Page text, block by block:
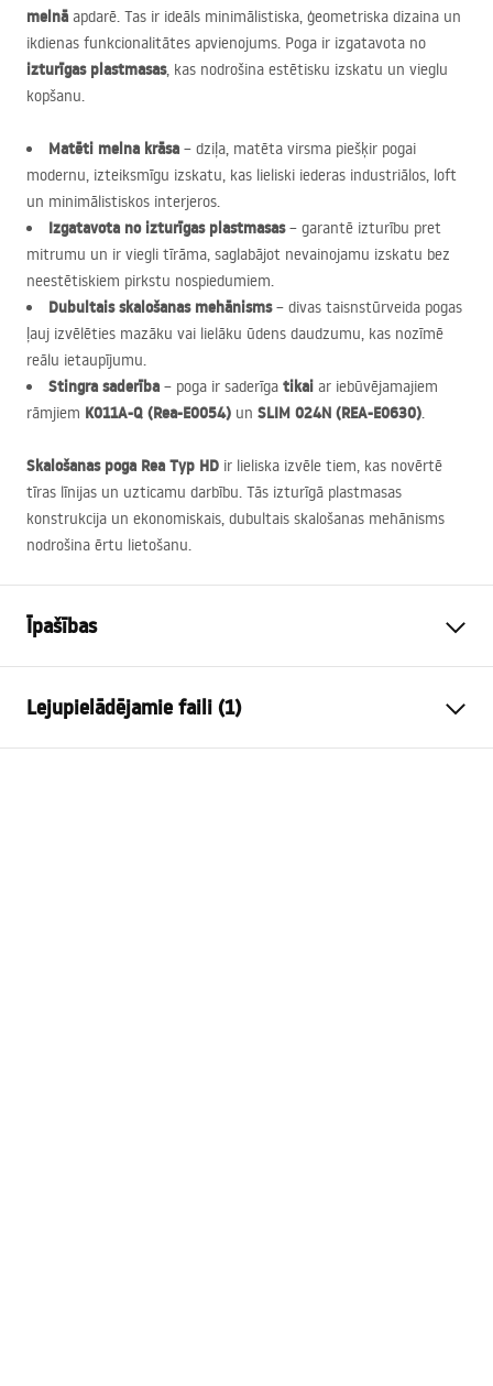
melnā apdarē. Tas ir ideāls minimālistiska, ģeometriska dizaina un
ikdienas funkcionalitātes apvienojums. Poga ir izgatavota no
izturīgas plastmasas, kas nodrošina estētisku izskatu un vieglu
kopšanu.
Matēti melna krāsa – dziļa, matēta virsma piešķir pogai
modernu, izteiksmīgu izskatu, kas lieliski iederas industriālos, loft
un minimālistiskos interjeros.
Izgatavota no izturīgas plastmasas– garantē izturību pret
mitrumu un ir viegli tīrāma, saglabājot nevainojamu izskatu bez
neestētiskiem pirkstu nospiedumiem.
Dubultais skalošanas mehānisms– divas taisnstūrveida pogas
ļauj izvēlēties mazāku vai lielāku ūdens daudzumu, kas nozīmē
reālu ietaupījumu.
Stingra saderība – poga ir saderīga tikai ar iebūvējamajiem
rāmjiem K011A-Q (Rea-E0054) un SLIM 024N (REA-E0630).
Skalošanas poga Rea Typ HD ir lieliska izvēle tiem, kas novērtē
tīras līnijas un uzticamu darbību. Tās izturīgā plastmasas
konstrukcija un ekonomiskais, dubultais skalošanas mehānisms
nodrošina ērtu lietošanu.
Īpašības
Materiāls
Augstums
160mm
Lejupielādējamie faili (1)